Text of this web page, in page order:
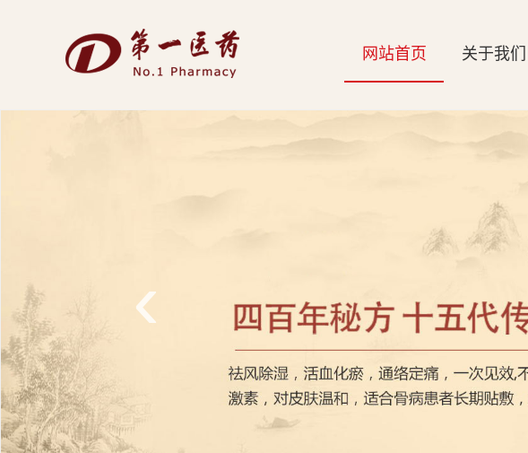
网
科
技
发
展
网站首页 关于我们
‹